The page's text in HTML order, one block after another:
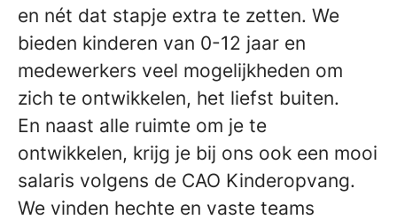
en nét dat stapje extra te zetten. We
bieden kinderen van 0-12 jaar en
medewerkers veel mogelijkheden om
zich te ontwikkelen, het liefst buiten.
En naast alle ruimte om je te
ontwikkelen, krijg je bij ons ook een mooi
salaris volgens de CAO Kinderopvang.
We vinden hechte en vaste teams